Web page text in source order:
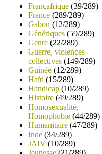
Françafrique (39/289)
France (289/289)
Gabon (12/289)
Génériques (59/289)
Genre (22/289)
Guerre, violences
collectives (149/289)
Guinée (12/289)
Haïti (15/289)
Handicap (10/289)
Histoire (49/289)
Homosexualité,
Homophobie (44/289)
Humanitaire (47/289)
Inde (34/289)
JAIV (10/289)